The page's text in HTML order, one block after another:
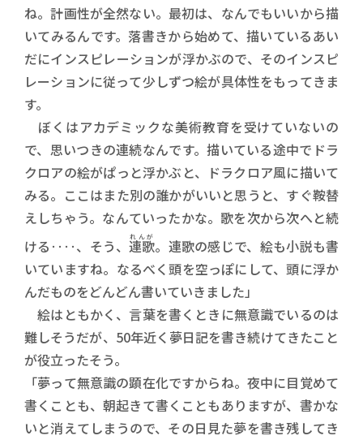
ね。計画性が全然ない。最初は、なんでもいいから描
いてみるんです。落書きから始めて、描いているあい
だにインスピレーションが浮かぶので、そのインスピ
レーションに従って少しずつ絵が具体性をもってきま
す。
ぼくはアカデミックな美術教育を受けていないの
で、思いつきの連続なんです。描いている途中でドラ
クロアの絵がぱっと浮かぶと、ドラクロア風に描いて
みる。ここはまた別の誰かがいいと思うと、すぐ鞍替
えしちゃう。なんていったかな。歌を次から次へと続
ける‥‥、そう、 連歌
れんが 。連歌の感じで、絵も小説も書
いていますね。なるべく頭を空っぽにして、頭に浮か
んだものをどんどん書いていきました」
絵はともかく、言葉を書くときに無意識でいるのは
難しそうだが、50年近く夢日記を書き続けてきたこと
が役立ったそう。
「夢って無意識の顕在化ですからね。夜中に目覚めて
書くことも、朝起きて書くこともありますが、書かな
いと消えてしまうので、その日見た夢を書き残してき